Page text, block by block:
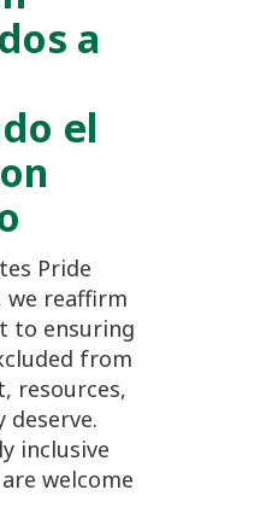
a
el
Pride
we reaffirm
to ensuring
from
resources,
deserve.
inclusive
welcome